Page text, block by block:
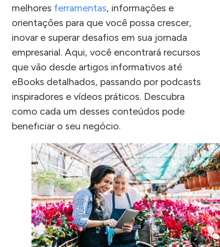
melhores ferramentas, informações e
orientações para que você possa crescer,
inovar e superar desafios em sua jornada
empresarial. Aqui, você encontrará recursos
que vão desde artigos informativos até
eBooks detalhados, passando por podcasts
inspiradores e vídeos práticos. Descubra
como cada um desses conteúdos pode
beneficiar o seu negócio.